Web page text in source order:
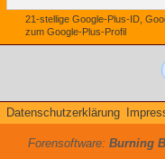
21-stellige Google-Plus-ID,
zum Google-Plus-Profil
Datenschutzerklärung
Forensoftware: Burning